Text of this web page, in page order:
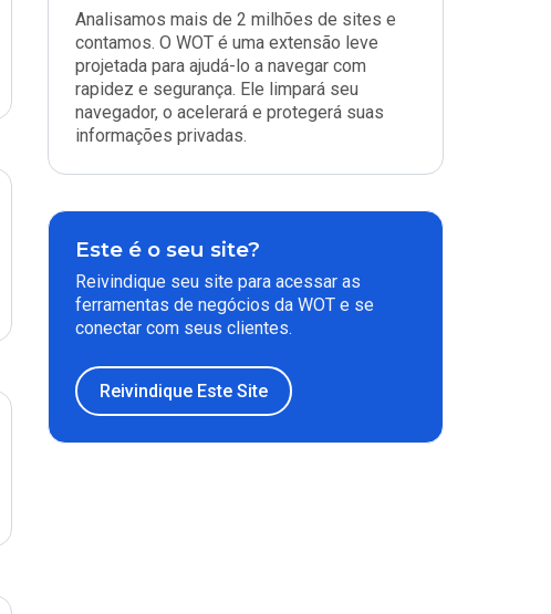
Analisamos mais de 2 milhões de sites e
contamos. O WOT é uma extensão leve
projetada para ajudá-lo a navegar com
rapidez e segurança. Ele limpará seu
navegador, o acelerará e protegerá suas
informações privadas.
Este é o seu site?
Reivindique seu site para acessar as
ferramentas de negócios da WOT e se
conectar com seus clientes.
Reivindique Este Site